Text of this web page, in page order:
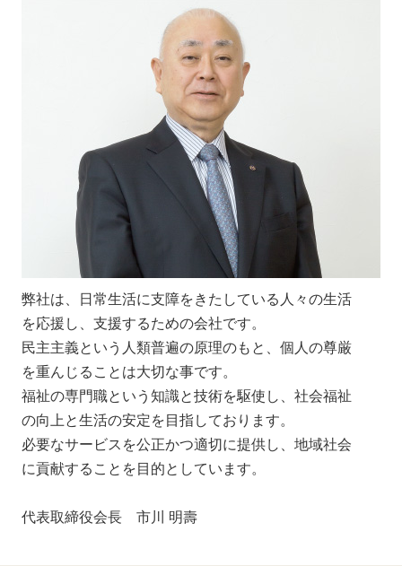
弊社は、日常生活に支障をきたしている人々の生活
を応援し、支援するための会社です。
民主主義という人類普遍の原理のもと、個人の尊厳
を重んじることは大切な事です。
福祉の専門職という知識と技術を駆使し、社会福祉
の向上と生活の安定を目指しております。
必要なサービスを公正かつ適切に提供し、地域社会
に貢献することを目的としています。
代表取締役会長 市川 明壽